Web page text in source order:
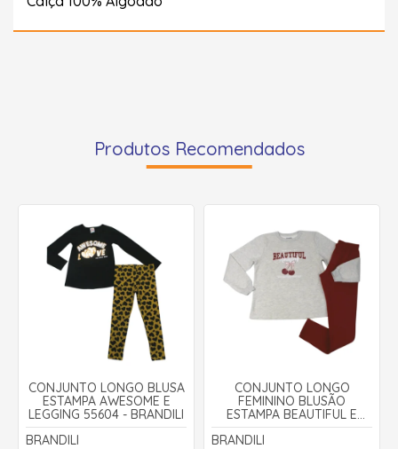
Produtos Recomendados
CONJUNTO LONGO BLUSA
ESTAMPA AWESOME E
LEGGING 55604 - BRANDILI
BRANDILI
CONJUNTO LONGO
FEMININO BLUSÃO
ESTAMPA BEAUTIFUL E
LEGGING 56330 - BRANDILI
BRANDILI